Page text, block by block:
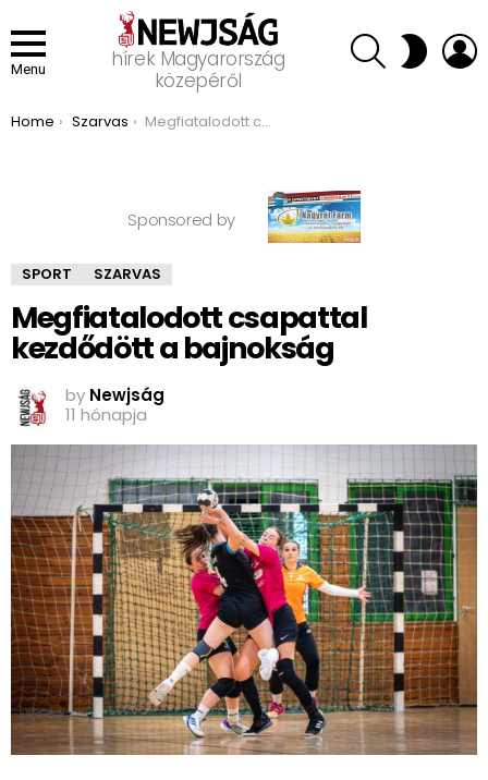
Menu
hírek Magyarország
közepéről
SEARCH SWITCH
SKIN
You are here:
Home Szarvas Megfiatalodott csapattal kezdődött a bajnokság
Sponsored by
SPORT SZARVAS
Megfiatalodott csapattal
kezdődött a bajnokság
by Newjság
11 hónapja